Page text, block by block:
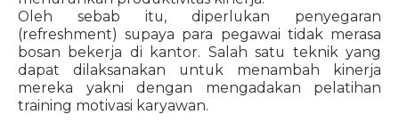
Oleh sebab itu, diperlukan penyegaran
(refreshment) supaya para pegawai tidak merasa
bosan bekerja di kantor. Salah satu teknik yang
dapat dilaksanakan untuk menambah kinerja
mereka yakni dengan mengadakan pelatihan
training motivasi karyawan.